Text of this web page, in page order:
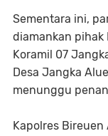
Sementara ini,
diamankan pihak
Koramil 07
Desa Jangka
menunggu
Kapolres Bireuen